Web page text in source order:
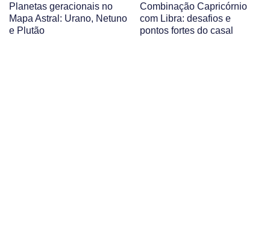
Planetas geracionais no
Mapa Astral: Urano, Netuno
e Plutão
Combinação Capricórnio
com Libra: desafios e
pontos fortes do casal